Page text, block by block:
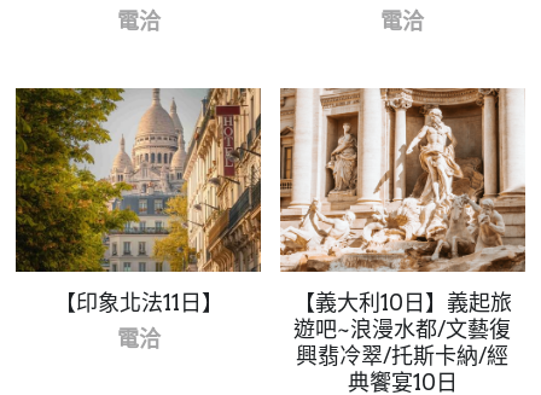
電洽
電洽
【印象北法11日】
電洽
【義大利10日】義起旅
遊吧~浪漫水都/文藝復
興翡冷翠/托斯卡納/經
典饗宴10日